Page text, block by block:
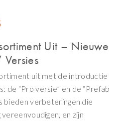
Uit – Nieuwe
Versies
uit met de introductie
de “Pro versie” en de “Prefab
bieden verbeteringen die
en zijn